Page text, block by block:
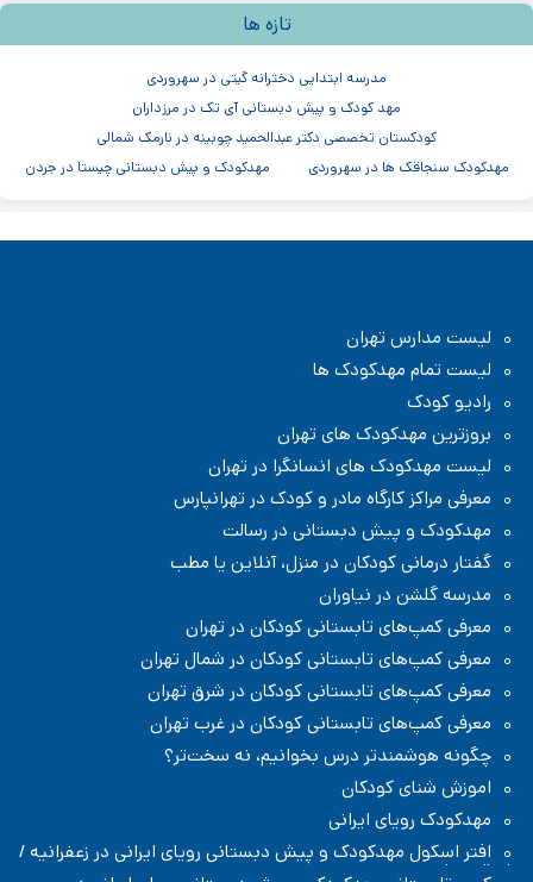
تازه ها
مدرسه ابتدایی دخترانه گیتی در سهروردی
مهد کودک و پیش دبستانی آی تک در مرزداران
کودکستان تخصصی دکتر عبدالحمید چوبینه در نارمک شمالی
مهدکودک سنجاقک ها در سهروردی
مهدکودک و پیش دبستانی چیستا در جردن
لیست مدارس تهران
لیست تمام مهدکودک ها
رادیو کودک
بروزترین مهدکودک های تهران
لیست مهدکودک های انسانگرا در تهران
معرفی مراکز کارگاه مادر و کودک در تهرانپارس
مهدکودک و پیش دبستانی در رسالت
گفتار درمانی کودکان در منزل، آنلاین یا مطب
مدرسه گلشن در نیاوران
معرفی کمپ‌های تابستانی کودکان در تهران
معرفی کمپ‌های تابستانی کودکان در شمال تهران
معرفی کمپ‌های تابستانی کودکان در شرق تهران
معرفی کمپ‌های تابستانی کودکان در غرب تهران
چگونه هوشمندتر درس بخوانیم، نه سخت‌تر؟
اموزش شنای کودکان
مهدکودک رویای ایرانی
افتر اسکول مهدکودک و پیش دبستانی رویای ایرانی در زعفرانیه /
شمال تهران